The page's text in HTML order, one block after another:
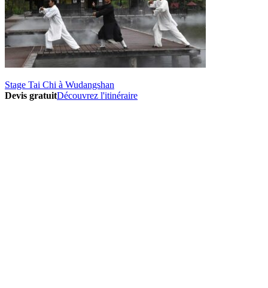
Stage Tai Chi à Wudangshan
Devis gratuitDécouvrez l'itinéraire